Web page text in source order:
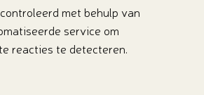
met behulp van
service om
reacties te detecteren.